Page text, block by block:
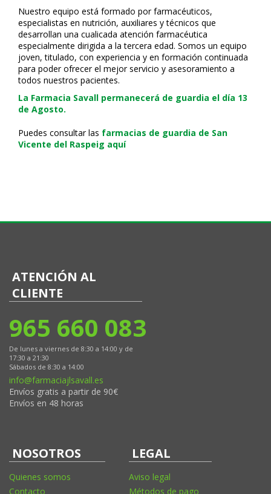
Nuestro equipo está formado por farmacéuticos,
especialistas en nutrición, auxiliares y técnicos que
desarrollan una cualificada atención farmacéutica
especialmente dirigida a la tercera edad. Somos un equipo
joven, titulado, con experiencia y en formación continuada
para poder ofrecer el mejor servicio y asesoramiento a
todos nuestros pacientes.
La Farmacia Savall permanecerá de guardia el día 13
de Agosto.
Puedes consultar las farmacias de guardia de San
Vicente del Raspeig aquí
ATENCIÓN AL
CLIENTE
965 660 083
De lunes a viernes de 8:30 a 14:00 y de
17:30 a 21:30
Sábados de 8:30 a 14:00
info@farmaciajlsavall.es
Envíos gratis a partir de 90€
Envíos en 48 horas
NOSOTROS
Quienes somos
Contacto
LEGAL
Aviso legal
Métodos de pago